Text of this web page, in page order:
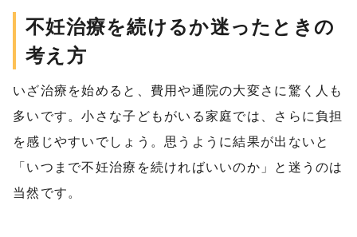
不妊治療を続けるか迷ったときの
考え方
いざ治療を始めると、費用や通院の大変さに驚く人も
多いです。小さな子どもがいる家庭では、さらに負担
を感じやすいでしょう。思うように結果が出ないと
「いつまで不妊治療を続ければいいのか」と迷うのは
当然です。